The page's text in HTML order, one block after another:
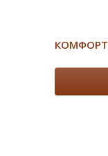
КОМФОРТ